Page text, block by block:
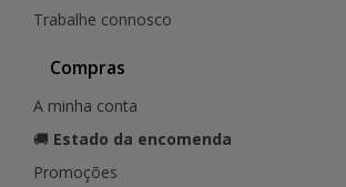
Trabalhe connosco
Compras
A minha conta
🚚 Estado da encomenda
Promoções